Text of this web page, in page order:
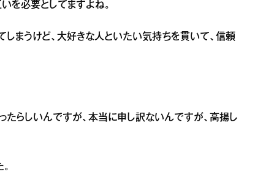
を必要としてますよね。
まうけど、大好きな人といたい気持ちを貫いて、信頼
らしいんですが、本当に申し訳ないんですが、高揚し